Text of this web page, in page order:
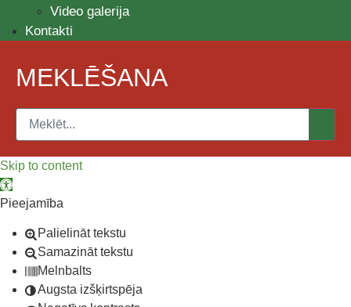
Video galerija
Kontakti
MEKLĒŠANA
Skip to content
Open toolbar
Pieejamība
Palielināt tekstu
Samazināt tekstu
Melnbalts
Augsta izšķirtspēja